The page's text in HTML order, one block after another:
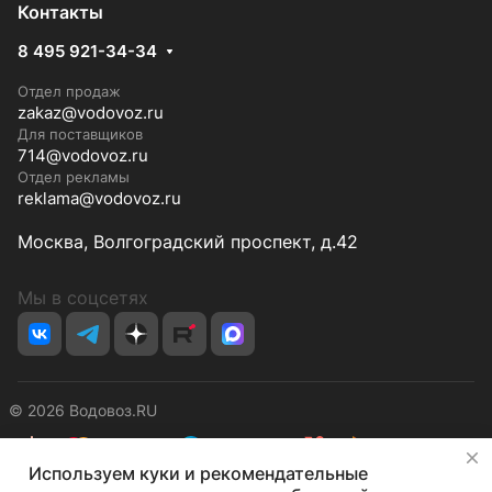
Контакты
8 495 921-34-34
Отдел продаж
zakaz@vodovoz.ru
Для поставщиков
714@vodovoz.ru
Отдел рекламы
reklama@vodovoz.ru
Москва, Волгоградский проспект, д.42
Мы в соцсетях
© 2026 Водовоз.RU
КонфиденциальностьОферта
Используем куки и рекомендательные